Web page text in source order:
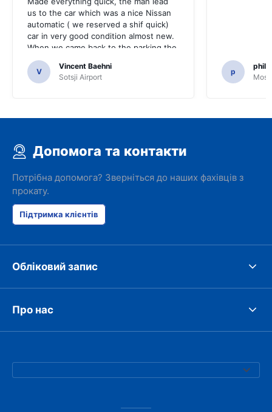
us to the car which was a nice Nissan
automatic ( we reserved a shif quick)
car in very good condition almost new.
When we came back to the parking the
same man came in 5 minutes and after
a quick check we left. Very friendly and
nice. We can only recommand this
V
Vincent Baehni
Sotsji Airport
p
Допомога та контакти
Потрібна допомога? Зверніться до наших фахівців з
прокату.
Підтримка клієнтів
Обліковий запис
Про нас